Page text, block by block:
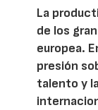
La
de los
europea.
presión
talento y